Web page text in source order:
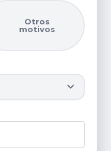
Otros
motivos